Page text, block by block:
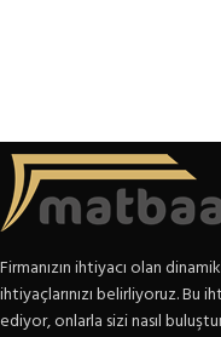
Firmanızın ihtiyacı olan
ihtiyaçlarınızı belirliyoruz.
ediyor, onlarla sizi nasıl